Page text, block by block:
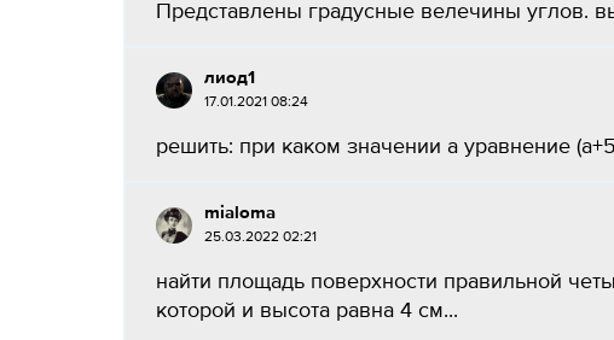
Представлены градусные велечины углов.
лиод1
17.01.2021 08:24
решить: при каком значении а уравнение
mialoma
25.03.2022 02:21
найти площадь поверхности правильной
которой и высота равна 4 см​...